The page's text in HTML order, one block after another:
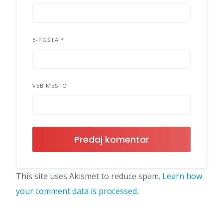
E-POŠTA *
VEB MESTO
This site uses Akismet to reduce spam. Learn how
your comment data is processed.